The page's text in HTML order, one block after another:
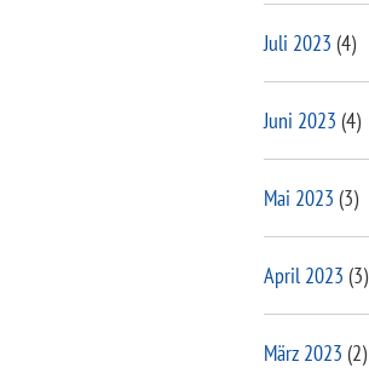
Juli 2023 (4)
Juni 2023 (4)
Mai 2023 (3)
April 2023 (3)
März 2023 (2)